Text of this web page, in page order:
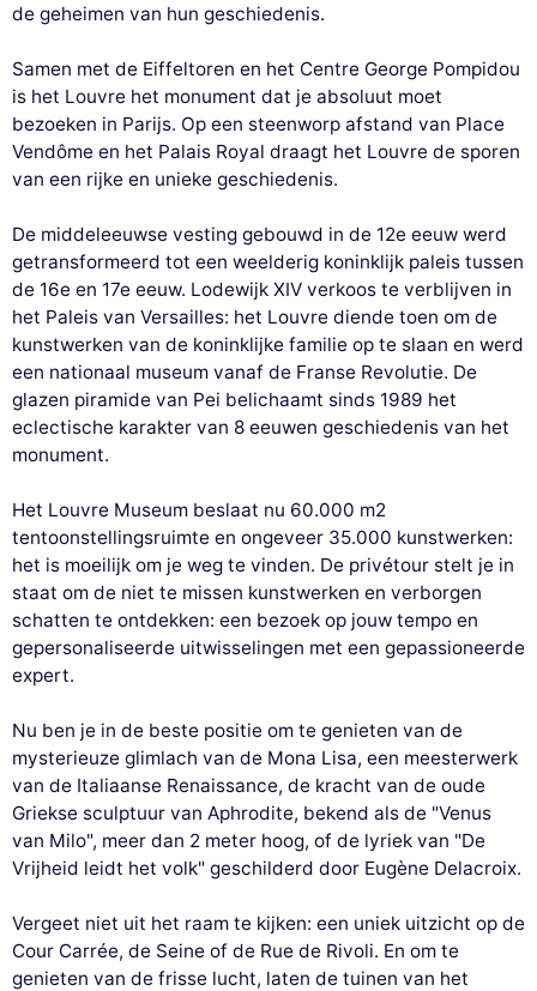
de geheimen van hun geschiedenis.
Samen met de Eiffeltoren en het Centre George Pompidou
is het Louvre het monument dat je absoluut moet
bezoeken in Parijs. Op een steenworp afstand van Place
Vendôme en het Palais Royal draagt het Louvre de sporen
van een rijke en unieke geschiedenis.
De middeleeuwse vesting gebouwd in de 12e eeuw werd
getransformeerd tot een weelderig koninklijk paleis tussen
de 16e en 17e eeuw. Lodewijk XIV verkoos te verblijven in
het Paleis van Versailles: het Louvre diende toen om de
kunstwerken van de koninklijke familie op te slaan en werd
een nationaal museum vanaf de Franse Revolutie. De
glazen piramide van Pei belichaamt sinds 1989 het
eclectische karakter van 8 eeuwen geschiedenis van het
monument.
Het Louvre Museum beslaat nu 60.000 m2
tentoonstellingsruimte en ongeveer 35.000 kunstwerken:
het is moeilijk om je weg te vinden. De privétour stelt je in
staat om de niet te missen kunstwerken en verborgen
schatten te ontdekken: een bezoek op jouw tempo en
gepersonaliseerde uitwisselingen met een gepassioneerde
expert.
Nu ben je in de beste positie om te genieten van de
mysterieuze glimlach van de Mona Lisa, een meesterwerk
van de Italiaanse Renaissance, de kracht van de oude
Griekse sculptuur van Aphrodite, bekend als de "Venus
van Milo", meer dan 2 meter hoog, of de lyriek van "De
Vrijheid leidt het volk" geschilderd door Eugène Delacroix.
Vergeet niet uit het raam te kijken: een uniek uitzicht op de
Cour Carrée, de Seine of de Rue de Rivoli. En om te
genieten van de frisse lucht, laten de tuinen van het